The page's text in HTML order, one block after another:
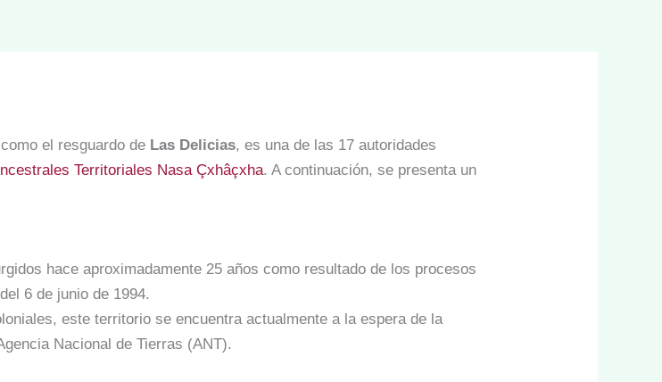
el resguardo de Las Delicias, es una de las 17 autoridades
Territoriales Nasa Çxhâçxha. A continuación, se presenta un
hace aproximadamente 25 años como resultado de los procesos
6 de junio de 1994.
este territorio se encuentra actualmente a la espera de la
Nacional de Tierras (ANT).